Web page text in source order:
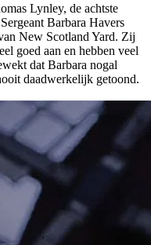
Lynley, de achtste
Barbara Havers
New Scotland Yard. Zij
goed aan en hebben veel
dat Barbara nogal
daadwerkelijk getoond.